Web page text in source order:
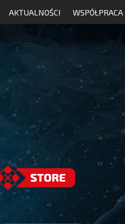
AKTUALNOŚCI WSPÓŁPRACA